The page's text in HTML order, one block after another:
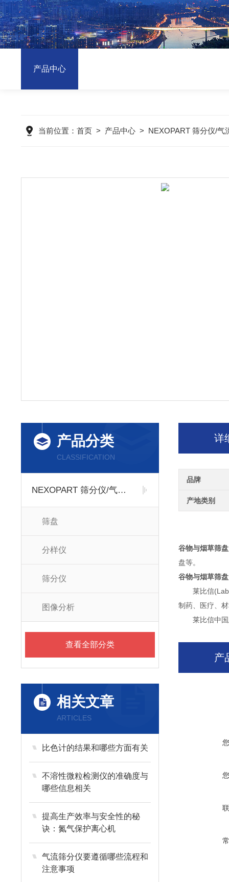
产品中心
当前位置： 首页> 产品中心> NEXOPART 筛分仪/气
产品分类
CLASSIFICATION
NEXOPART 筛分仪/气流筛
筛盘
分样仪
筛分仪
图像分析
查看全部分类
相关文章
ARTICLES
比色计的结果和哪些方面有关
不溶性微粒检测仪的准确度与
哪些信息相关
提高生产效率与安全性的秘
诀：氮气保护离心机
气流筛分仪要遵循哪些流程和
注意事项
详
品牌
产地类别
谷物与烟草筛盘
盘等。
谷物与烟草筛盘
莱比信
制药、医疗、
莱比信中国总
产